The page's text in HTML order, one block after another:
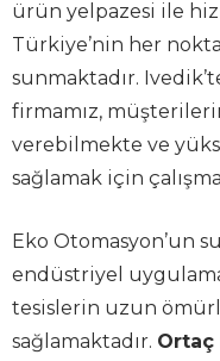
ürün yelpazesi ile
Türkiye’nin her
sunmaktadır.
firmamız,
verebilmekte ve
sağlamak için
Eko Otomasyon’un
endüstriyel
tesislerin uzun
sağlamaktadır. Ortaç